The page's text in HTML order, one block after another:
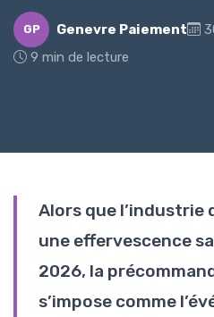
GP Genevre Paiement
9 min de lecture
Alors que l’industrie
une effervescence
2026, la
s’impose comme